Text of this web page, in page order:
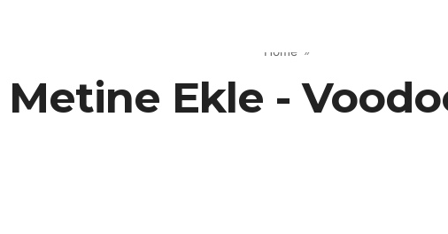
Home
Metine Ekle -